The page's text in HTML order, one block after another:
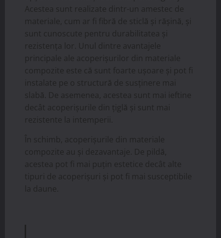
Acestea sunt realizate dintr-un amestec de
materiale, cum ar fi fibră de sticlă și rășină, și
sunt cunoscute pentru durabilitatea și
rezistența lor. Unul dintre avantajele
principale ale acoperișurilor din materiale
compozite este că sunt foarte ușoare și pot fi
instalate pe o structură de susținere mai
slabă. De asemenea, acestea sunt mai ieftine
decât acoperișurile din țiglă și sunt mai
rezistente la intemperii.
În schimb, acoperișurile din materiale
compozite au și dezavantaje. De pildă,
acestea pot fi mai puțin estetice decât alte
tipuri de acoperișuri și pot fi mai susceptibile
la daune.